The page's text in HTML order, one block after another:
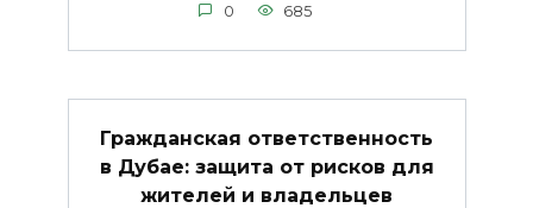
0 685
Гражданская ответственность
в Дубае: защита от рисков для
жителей и владельцев